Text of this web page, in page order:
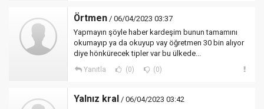
Örtmen / 06/04/2023 03:37
Yapmayın şöyle haber kardeşim bunun tamamını
okumayıp ya da okuyup vay öğretmen 30 bin alıyor
diye hönkürecek tipler var bu ülkede...
Yanıtla (0) (0)
Yalnız kral / 06/04/2023 03:42